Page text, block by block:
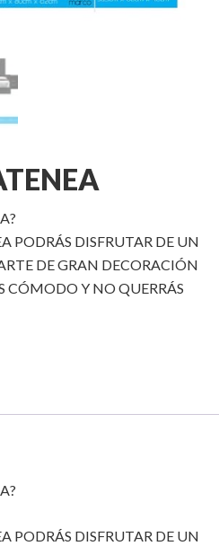
PODRÁS DISFRUTAR DE UN
DE GRAN DECORACIÓN
CÓMODO Y NO QUERRÁS
PODRÁS DISFRUTAR DE UN